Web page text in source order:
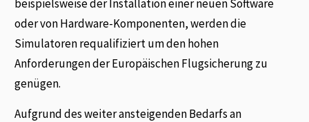
beispielsweise der Installation einer neuen Software
oder von Hardware-Komponenten, werden die
Simulatoren requalifiziert um den hohen
Anforderungen der Europäischen Flugsicherung zu
genügen.
Aufgrund des weiter ansteigenden Bedarfs an